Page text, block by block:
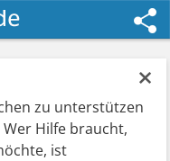
×
zu unterstützen
Hilfe braucht,
ist